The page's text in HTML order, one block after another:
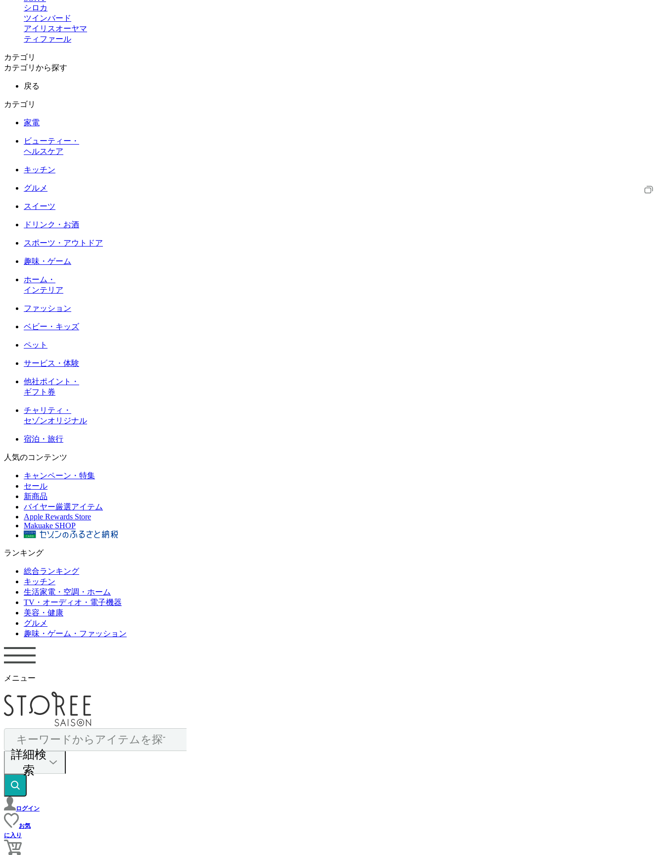
シロカ
ツインバード
アイリスオーヤマ
ティファール
カテゴリ
カテゴリから探す
戻る
カテゴリ
家電
ビューティー・
ヘルスケア
キッチン
グルメ
スイーツ
ドリンク・お酒
スポーツ・アウトドア
趣味・ゲーム
ホーム・
インテリア
ファッション
ベビー・キッズ
ペット
サービス・体験
他社ポイント・
ギフト券
チャリティ・
セゾンオリジナル
宿泊・旅行
人気のコンテンツ
キャンペーン・特集
セール
新商品
バイヤー厳選アイテム
Apple Rewards Store
Makuake SHOP
ランキング
総合ランキング
キッチン
生活家電・空調・ホーム
TV・オーディオ・電子機器
美容・健康
グルメ
趣味・ゲーム・ファッション
メニュー
詳細検
索
ログイン
お気
に入り